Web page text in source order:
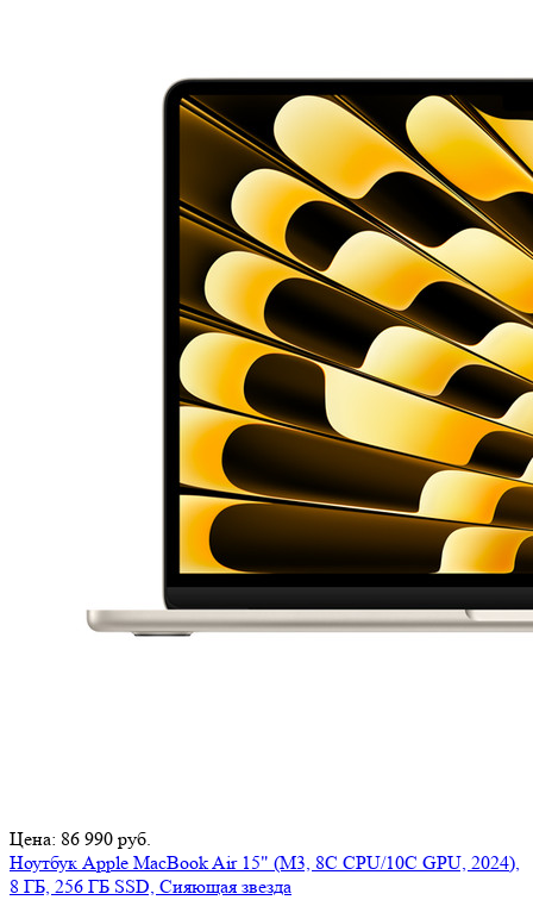
Цена: 86 990 руб.
Ноутбук Apple MacBook Air 15" (M3, 8C CPU/10C GPU, 2024),
8 ГБ, 256 ГБ SSD, Сияющая звезда